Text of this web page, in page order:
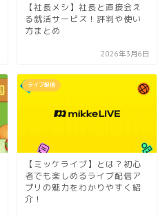
【社長メシ】社長と直接会え
る就活サービス！評判や使い
方まとめ
2026年3月6日
ライブ配信
【ミッケライブ】とは？初心
者でも楽しめるライブ配信ア
プリの魅力をわかりやすく紹
介！